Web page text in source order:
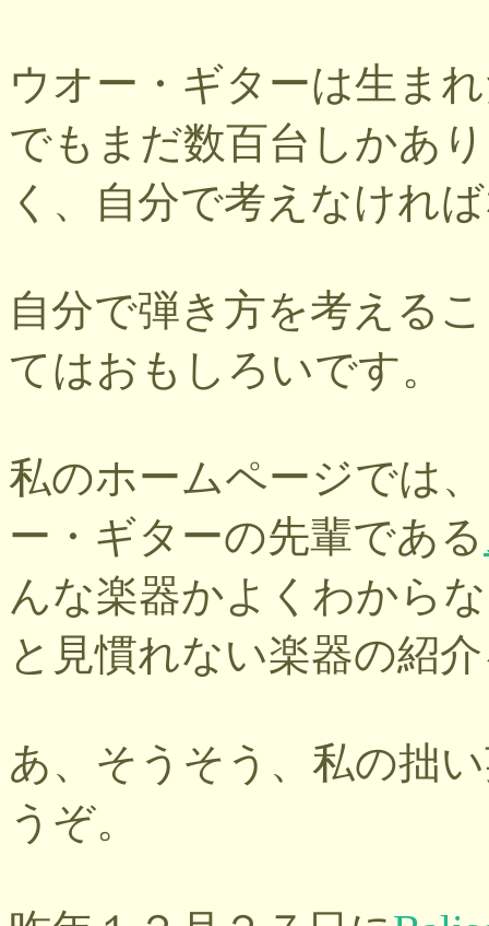
ウオー・ギターは生ま
でもまだ数百台しかあ
く、自分で考えなけれ
自分で弾き方を考える
てはおもしろいです。
私のホームページでは
ー・ギターの先輩である
んな楽器かよくわから
と見慣れない楽器の紹
あ、そうそう、私の拙
うぞ。